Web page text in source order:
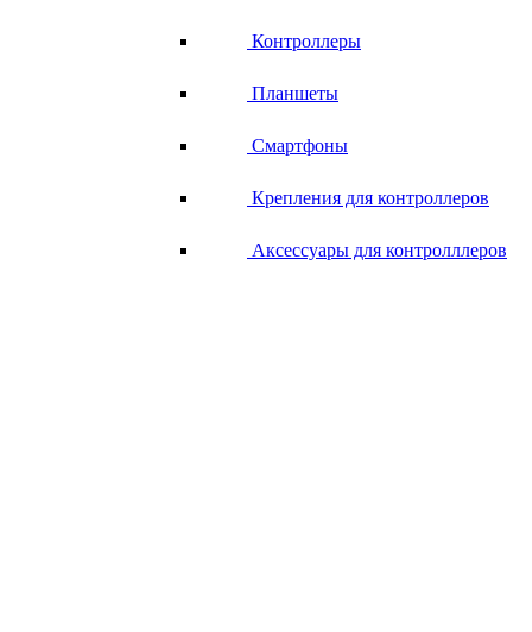
Контроллеры
Планшеты
Смартфоны
Крепления для контроллеров
Аксессуары для контролллеров